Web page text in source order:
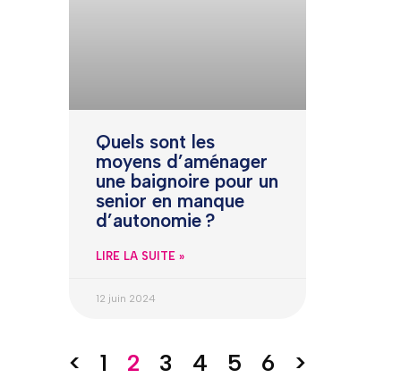
Quels sont les
moyens d’aménager
une baignoire pour un
senior en manque
d’autonomie ?
LIRE LA SUITE »
12 juin 2024
< 1 2 3 4 5 6 >